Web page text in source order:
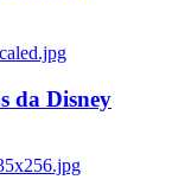
da Disney